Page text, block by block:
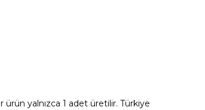
yalnızca 1 adet üretilir. Türkiye